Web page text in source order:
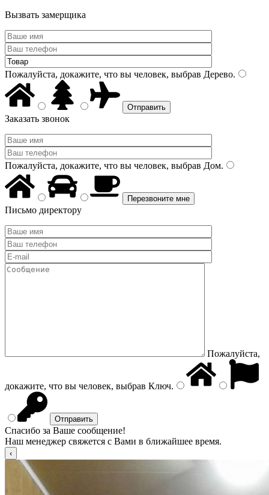
Вызвать замерщика
Пожалуйста, докажите, что вы человек, выбрав Дерево.
Заказать звонок
Пожалуйста, докажите, что вы человек, выбрав Дом.
Письмо директору
Пожалуйста,
докажите, что вы человек, выбрав Ключ.
Спасибо за Ваше сообщение!
Наш менеджер свяжется с Вами в ближайшее время.